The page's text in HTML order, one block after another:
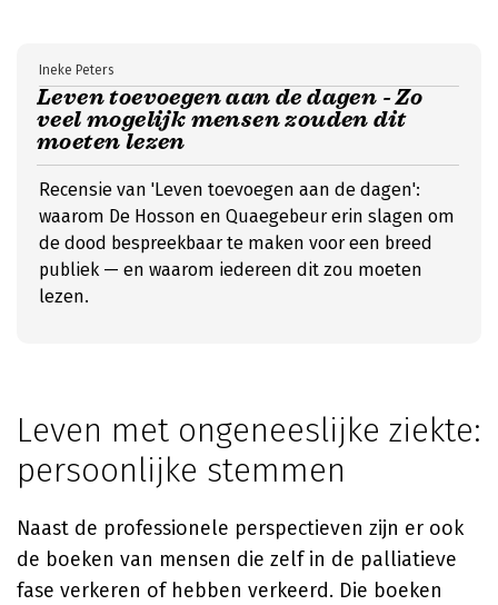
Leven toevoegen aan de dagen - Zo
veel mogelijk mensen zouden dit
moeten lezen
Ineke Peters
Recensie van 'Leven toevoegen aan de dagen':
waarom De Hosson en Quaegebeur erin slagen om
de dood bespreekbaar te maken voor een breed
publiek — en waarom iedereen dit zou moeten
lezen.
Leven met ongeneeslijke ziekte:
persoonlijke stemmen
Naast de professionele perspectieven zijn er ook
de boeken van mensen die zelf in de palliatieve
fase verkeren of hebben verkeerd. Die boeken